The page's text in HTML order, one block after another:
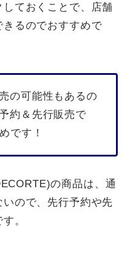
ておくことで、店舗
るのでおすすめで
の可能性もあるの
約＆先行販売で
です！
の商品は、通
ので、先行予約や先
。